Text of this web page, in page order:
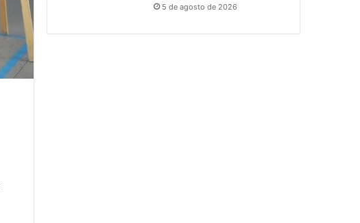
5 de agosto de 2026